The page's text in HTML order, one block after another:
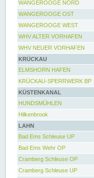
WANGEROOGE NORD
WANGEROOGE OST
WANGEROOGE WEST
WHV ALTER VORHAFEN
WHV NEUER VORHAFEN
KRÜCKAU
ELMSHORN HAFEN
KRÜCKAU-SPERRWERK BP
KÜSTENKANAL
HUNDSMÜHLEN
Hilkenbrook
LAHN
Bad Ems Schleuse UP
Bad Ems Wehr OP
Cramberg Schleuse OP
Cramberg Schleuse UP